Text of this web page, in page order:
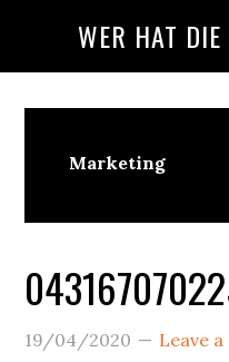
WER HAT
WerMarketing
19/04/2020 Leave